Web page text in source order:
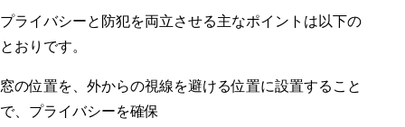
プライバシーと防犯を両立させる主なポイントは以下の
とおりです。
窓の位置を、外からの視線を避ける位置に設置すること
で、プライバシーを確保